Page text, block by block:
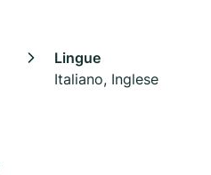
Lingue
Italiano, Inglese